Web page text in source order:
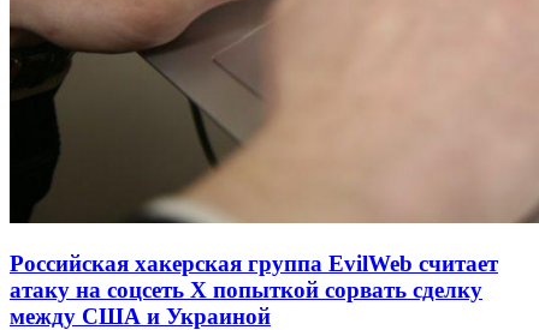
Российская хакерская группа EvilWeb считает
атаку на соцсеть Х попыткой сорвать сделку
между США и Украиной